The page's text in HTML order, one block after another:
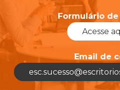
Formulário
Acesse
Email de